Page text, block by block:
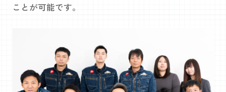
ことが可能です。